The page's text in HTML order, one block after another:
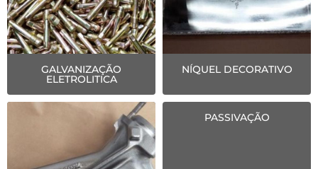
GALVANIZAÇÃO
ELETROLITICA
NÍQUEL DECORATIVO
PASSIVAÇÃO